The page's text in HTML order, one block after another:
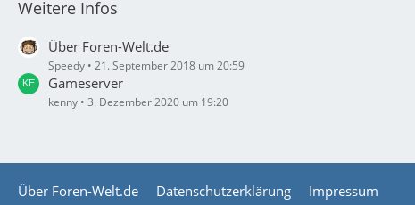
Weitere Infos
Über Foren-Welt.de
Speedy 21. September 2018 um 20:59
Gameserver
kenny 3. Dezember 2020 um 19:20
Über Foren-Welt.de Datenschutzerklärung Impressum